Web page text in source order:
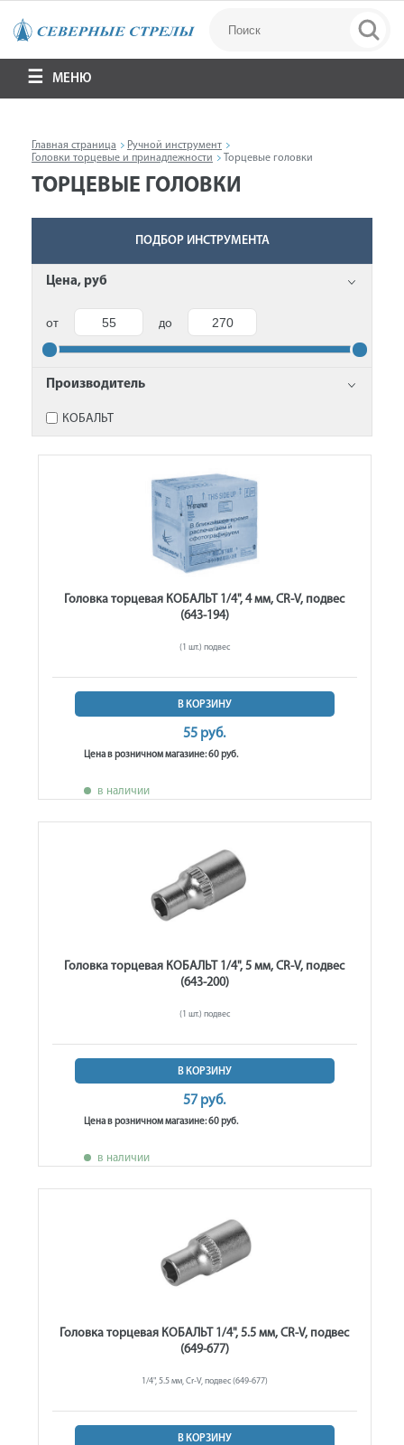
МЕНЮ
Главная страница
Ручной инструмент
Головки торцевые и принадлежности
Торцевые головки
ТОРЦЕВЫЕ ГОЛОВКИ
ПОДБОР ИНСТРУМЕНТА
Цена, руб
от до
Производитель
КОБАЛЬТ
Головка торцевая КОБАЛЬТ 1/4", 4 мм, CR-V, подвес
(643-194)
(1 шт.) подвес
В КОРЗИНУ
55 руб.
Цена в розничном магазине: 60 руб.
в наличии
Головка торцевая КОБАЛЬТ 1/4", 5 мм, CR-V, подвес
(643-200)
(1 шт.) подвес
В КОРЗИНУ
57 руб.
Цена в розничном магазине: 60 руб.
в наличии
Головка торцевая КОБАЛЬТ 1/4", 5.5 мм, CR-V, подвес
(649-677)
1/4", 5.5 мм, Cr-V, подвес (649-677)
В КОРЗИНУ